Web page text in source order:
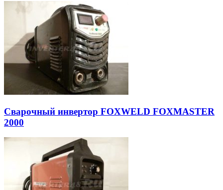
Сварочный инвертор FOXWELD FOXMASTER
2000